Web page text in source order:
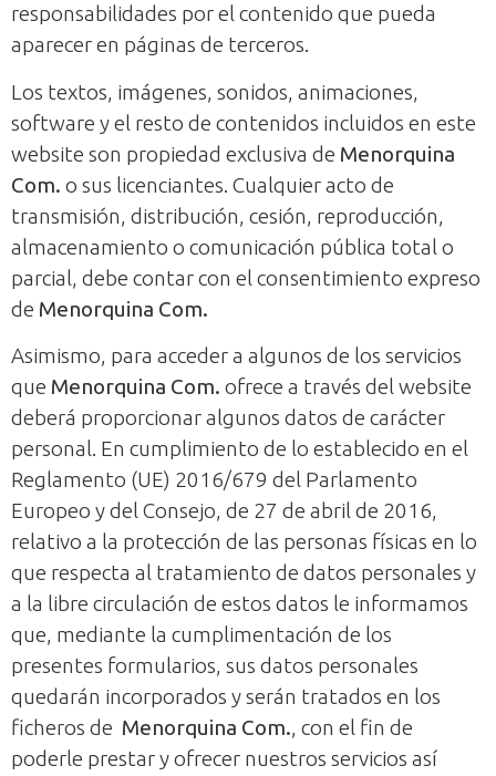
responsabilidades por el contenido que pueda
aparecer en páginas de terceros.
Los textos, imágenes, sonidos, animaciones,
software y el resto de contenidos incluidos en este
website son propiedad exclusiva de Menorquina
Com. o sus licenciantes. Cualquier acto de
transmisión, distribución, cesión, reproducción,
almacenamiento o comunicación pública total o
parcial, debe contar con el consentimiento expreso
de Menorquina Com.
Asimismo, para acceder a algunos de los servicios
que Menorquina Com. ofrece a través del website
deberá proporcionar algunos datos de carácter
personal. En cumplimiento de lo establecido en el
Reglamento (UE) 2016/679 del Parlamento
Europeo y del Consejo, de 27 de abril de 2016,
relativo a la protección de las personas físicas en lo
que respecta al tratamiento de datos personales y
a la libre circulación de estos datos le informamos
que, mediante la cumplimentación de los
presentes formularios, sus datos personales
quedarán incorporados y serán tratados en los
ficheros de Menorquina Com., con el fin de
poderle prestar y ofrecer nuestros servicios así